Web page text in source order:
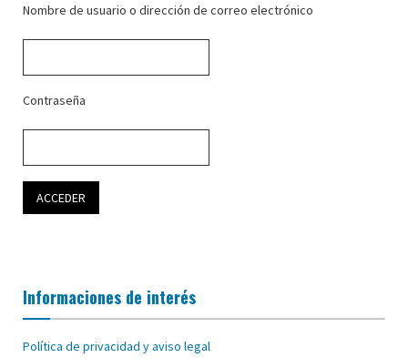
Nombre de usuario o dirección de correo electrónico
Contraseña
Informaciones de interés
Política de privacidad y aviso legal